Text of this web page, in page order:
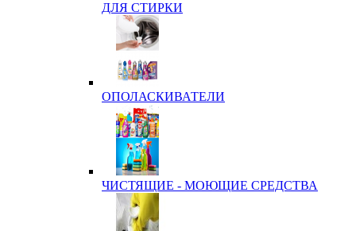
ДЛЯ СТИРКИ
ОПОЛАСКИВАТЕЛИ
ЧИСТЯЩИЕ - МОЮЩИЕ СРЕДСТВА